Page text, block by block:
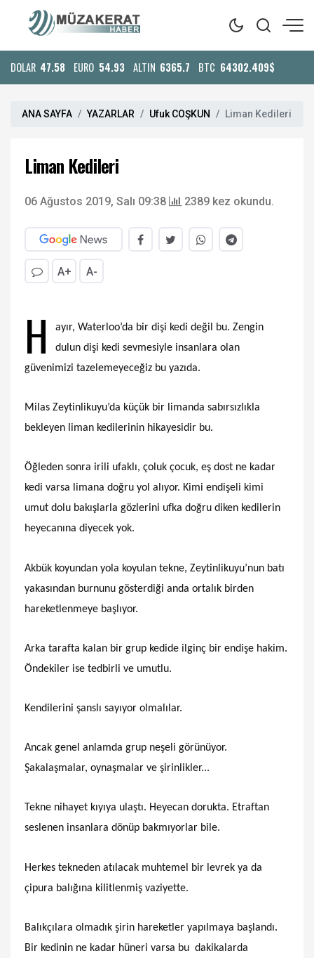
DOLAR 47.58 EURO 54.93 ALTIN 6365.7 BTC 64302.409$
ANA SAYFA YAZARLAR Ufuk COŞKUN Liman Kedileri
Liman Kedileri
06 Ağustos 2019, Salı 09:38 2389 kez okundu.
A+ A-
H
ayır, Waterloo’da bir dişi kedi değil bu. Zengin
dulun dişi kedi sevmesiyle insanlara olan
güvenimizi tazelemeyeceğiz bu yazıda.
Milas Zeytinlikuyu’da küçük bir limanda sabırsızlıkla
bekleyen liman kedilerinin hikayesidir bu.
Öğleden sonra irili ufaklı, çoluk çocuk, eş dost ne kadar
kedi varsa limana doğru yol alıyor. Kimi endişeli kimi
umut dolu bakışlarla gözlerini ufka doğru diken kedilerin
heyecanına diyecek yok.
Akbük koyundan yola koyulan tekne, Zeytinlikuyu’nun batı
yakasından burnunu gösterdiği anda ortalık birden
hareketlenmeye başlıyor.
Arka tarafta kalan bir grup kedide ilginç bir endişe hakim.
Öndekiler ise tedbirli ve umutlu.
Kendilerini şanslı sayıyor olmalılar.
Ancak genel anlamda grup neşeli görünüyor.
Şakalaşmalar, oynaşmalar ve şirinlikler...
Tekne nihayet kıyıya ulaştı. Heyecan dorukta. Etraftan
seslenen insanlara dönüp bakmıyorlar bile.
Herkes tekneden atılacak muhtemel bir levrek ya da
çipura balığına kilitlenmiş vaziyette.
Balıkçılara olmadık şirin hareketler yapılmaya başlandı.
Bir kedinin ne kadar hüneri varsa bu dakikalarda